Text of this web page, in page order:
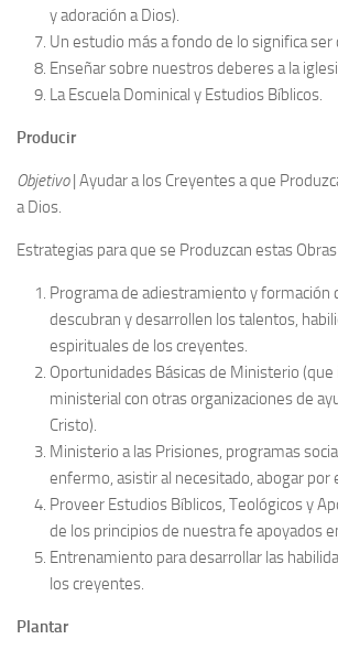
y adoración a Dios).
Un estudio más a fondo de lo significa ser
Enseñar sobre nuestros deberes a la
La Escuela Dominical y Estudios Bíblicos.
Producir
Objetivo| Ayudar a los Creyentes a que
a Dios.
Estrategias para que se Produzcan estas
Programa de adiestramiento y formación
descubran y desarrollen los talentos,
espirituales de los creyentes.
Oportunidades Básicas de Ministerio
ministerial con otras organizaciones de
Cristo).
Ministerio a las Prisiones, programas
enfermo, asistir al necesitado, abogar por
Proveer Estudios Bíblicos, Teológicos y
de los principios de nuestra fe apoyados
Entrenamiento para desarrollar las
los creyentes.
Plantar